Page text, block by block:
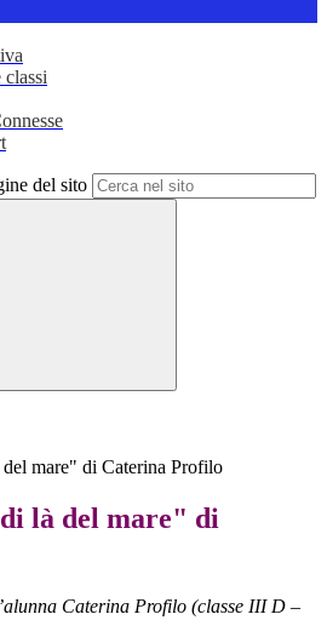
del sito
mare" di Caterina Profilo
là del mare" di
Caterina Profilo (classe III D –